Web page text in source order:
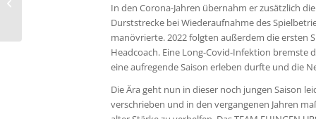
In den Corona-Jahren übernahm er zusätzlich
Durststrecke bei Wiederaufnahme des
manövrierte. 2022 folgten außerdem die ersten
Headcoach. Eine Long-Covid-Infektion bremste
eine aufregende Saison erleben durfte und die
Die Ära geht nun in dieser noch jungen Saison
verschrieben und in den vergangenen Jahren
und Sicherheit durch